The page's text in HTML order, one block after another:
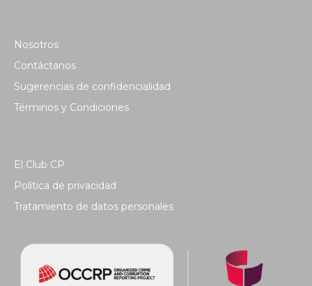
Nosotros
Contáctanos
Sugerencias de confidencialidad
Términos y Condiciones
El Club CP
Política de privacidad
Tratamiento de datos personales